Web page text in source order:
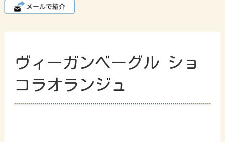
ヴィーガンベーグル ショ
コラオランジュ